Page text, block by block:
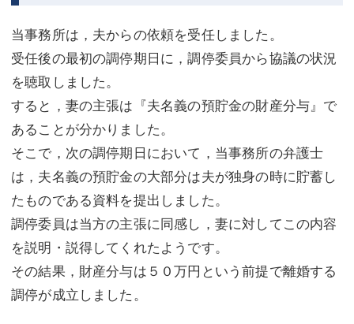
当事務所は，夫からの依頼を受任しました。
受任後の最初の調停期日に，調停委員から協議の状況
を聴取しました。
すると，妻の主張は『夫名義の預貯金の財産分与』で
あることが分かりました。
そこで，次の調停期日において，当事務所の弁護士
は，夫名義の預貯金の大部分は夫が独身の時に貯蓄し
たものである資料を提出しました。
調停委員は当方の主張に同感し，妻に対してこの内容
を説明・説得してくれたようです。
その結果，財産分与は５０万円という前提で離婚する
調停が成立しました。